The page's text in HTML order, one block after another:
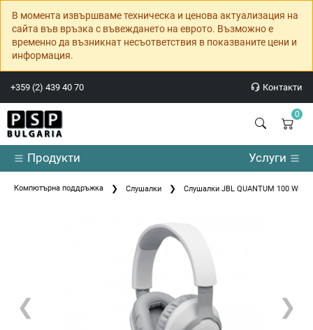
В момента извършваме техническа и ценова актуализация на
сайта във връзка с въвеждането на еврото. Възможно е
временно да възникнат несъответствия в показваните цени и
информация.
+359 (2) 439 40 70 Контакти
0
Продукти Услуги
Компютърна поддръжка Слушалки Слушалки JBL QUANTUM 100
❮ ❯